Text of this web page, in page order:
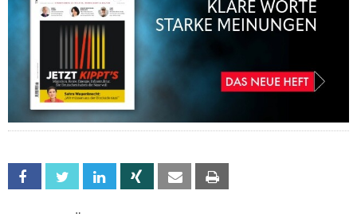
Facebook Twitter Linkedin Xing Email